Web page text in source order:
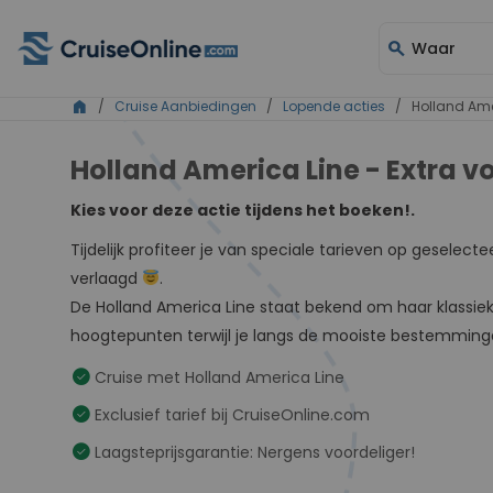
search Waar
home / Cruise Aanbiedingen / Lopende acties / Holland
Holland America Line - Extra
Kies voor deze actie tijdens het boeken!.
Tijdelijk profiteer je van speciale tarieven op
verlaagd
.
De Holland America Line staat bekend om haar
hoogtepunten terwijl je langs de mooiste
check_circle Cruise met Holland America Line
check_circle Exclusief tarief bij CruiseOnline.com
check_circle Laagsteprijsgarantie: Nergens voordeliger!